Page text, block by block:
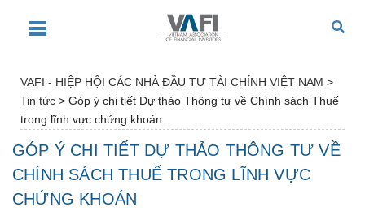
VAFI - HIỆP HỘI CÁC NHÀ ĐẦU TƯ TÀI CHÍNH VIỆT NAM >
Tin tức > Góp ý chi tiết Dự thảo Thông tư về Chính sách Thuế
trong lĩnh vực chứng khoán
GÓP Ý CHI TIẾT DỰ THẢO THÔNG TƯ VỀ
CHÍNH SÁCH THUẾ TRONG LĨNH VỰC
CHỨNG KHOÁN